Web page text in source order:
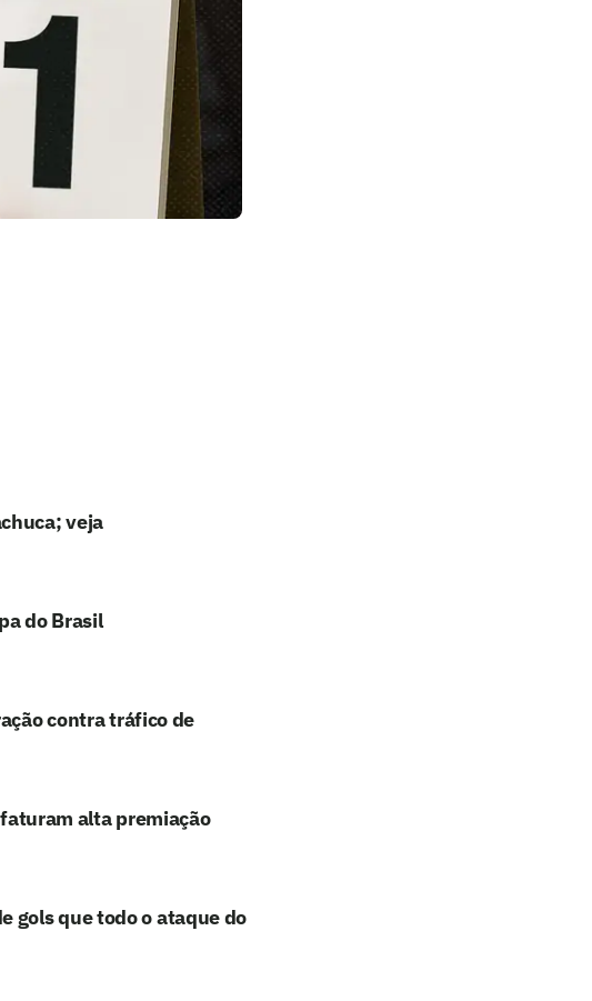
veja
do Brasil
contra tráfico de
alta premiação
gols que todo o ataque do